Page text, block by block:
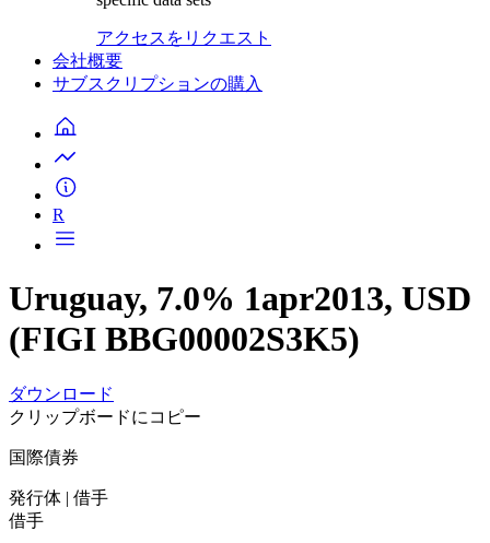
アクセスをリクエスト
会社概要
サブスクリプションの購入
R
Uruguay, 7.0% 1apr2013, USD
(FIGI BBG00002S3K5)
ダウンロード
クリップボードにコピー
国際債券
発行体 | 借手
借手